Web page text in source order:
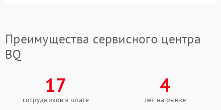
Преимущества сервисного центра
BQ
17
сотрудников в штате
4
лет на рынке